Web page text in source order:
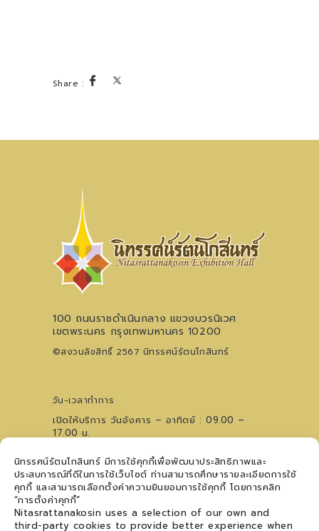
นิทรรศน์รัตนโกสินทร์ มีการใช้คุกกี้เพื่อพัฒนาประสิทธิภาพและ
ประสบการณ์ที่ดีในการใช้เว็บไซต์ ท่านสามารถศึกษารายละเอียดการใช้
คุกกี้ และสามารถเลือกตั้งค่าความยินยอมการใช้คุกกี้ โดยการคลิก
“การตั้งค่าคุกกี้”
Nitasrattanakosin uses a selection of our own and
third-party cookies to provide better experience when
100 ถนนราชดำเนินกลาง แขวงบวรนิเวศ
เขตพระนคร กรุงเทพมหานคร 10200
©สงวนลิขสิทธิ์ 2567 นิทรรศน์รัตนโกสินทร์
วัน-เวลาทำการ
เปิดให้บริการ วันอังคาร – อาทิตย์ : 09.00 –
17.00 น.
โทรศัพท์0 2621 0044
สอบถามเวทีการแสดงฯ 09 5476 5868
ติดตามข่าวสาร